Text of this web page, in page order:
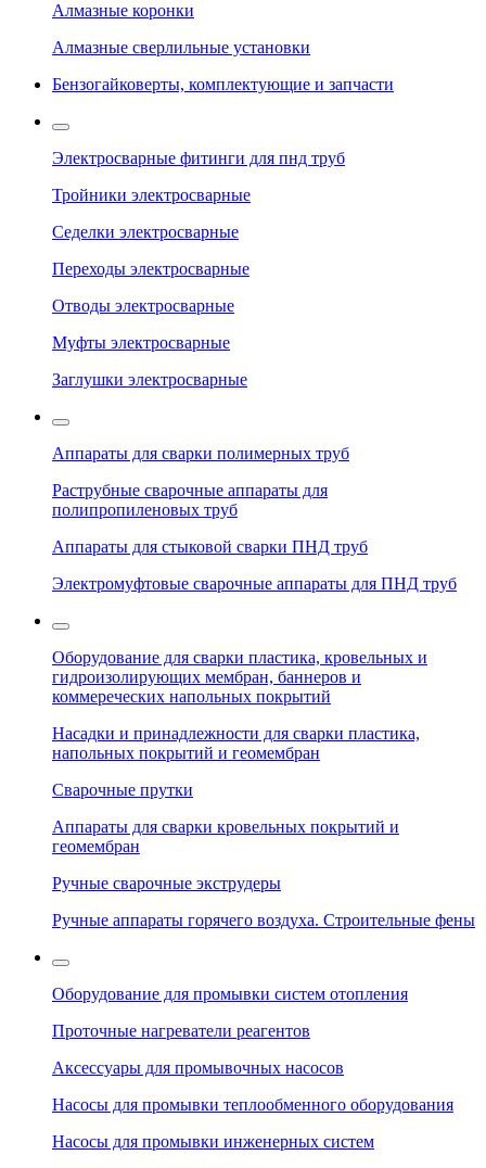
Алмазные коронки
Алмазные сверлильные установки
Бензогайковерты, комплектующие и запчасти
Электросварные фитинги для пнд труб
Тройники электросварные
Седелки электросварные
Переходы электросварные
Отводы электросварные
Муфты электросварные
Заглушки электросварные
Аппараты для сварки полимерных труб
Раструбные сварочные аппараты для
полипропиленовых труб
Аппараты для стыковой сварки ПНД труб
Электромуфтовые сварочные аппараты для ПНД труб
Оборудование для сварки пластика, кровельных и
гидроизолирующих мембран, баннеров и
коммереческих напольных покрытий
Насадки и принадлежности для сварки пластика,
напольных покрытий и геомембран
Сварочные прутки
Аппараты для сварки кровельных покрытий и
геомембран
Ручные сварочные экструдеры
Ручные аппараты горячего воздуха. Строительные фены
Оборудование для промывки систем отопления
Проточные нагреватели реагентов
Аксессуары для промывочных насосов
Насосы для промывки теплообменного оборудования
Насосы для промывки инженерных систем